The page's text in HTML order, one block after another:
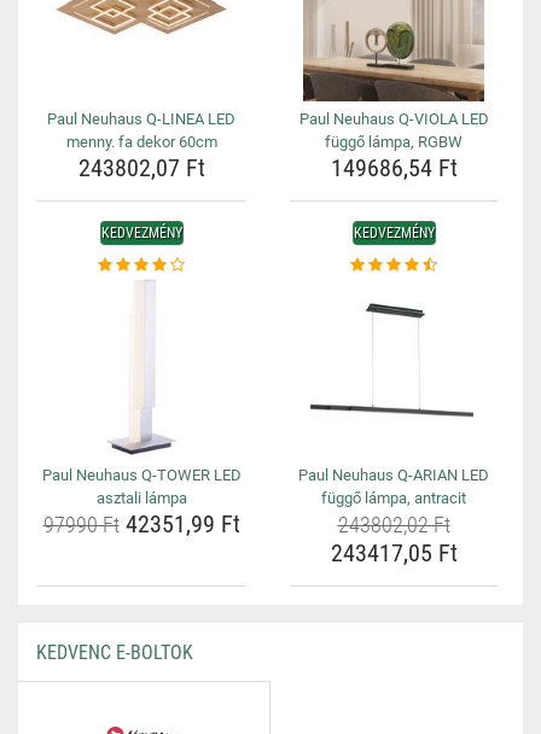
Paul Neuhaus Q-LINEA LED
menny. fa dekor 60cm
243802,07 Ft
Paul Neuhaus Q-VIOLA LED
függő lámpa, RGBW
149686,54 Ft
KEDVEZMÉNY
Paul Neuhaus Q-TOWER LED
asztali lámpa
97990 Ft42351,99 Ft
KEDVEZMÉNY
Paul Neuhaus Q-ARIAN LED
függő lámpa, antracit
243802,02 Ft
243417,05 Ft
KEDVENC E-BOLTOK